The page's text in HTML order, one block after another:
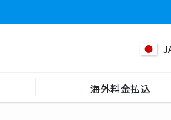
海外料金払込